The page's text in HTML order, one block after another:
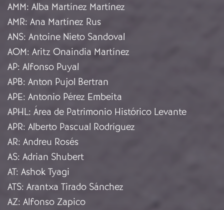
AMM: Alba Martínez Martínez
AMR: Ana Martínez Rus
ANS: Antoine Nieto Sandoval
AOM: Aritz Onaindia Martínez
AP: Alfonso Puyal
APB: Anton Pujol Bertran
APE: Antonio Pérez Embeita
APHL: Área de Patrimonio Histórico Levante
APR: Alberto Pascual Rodríguez
AR: Andreu Rosés
AS: Adrian Shubert
AT: Ashok Tyagi
ATS: Arantxa Tirado Sánchez
AZ: Alfonso Zapico